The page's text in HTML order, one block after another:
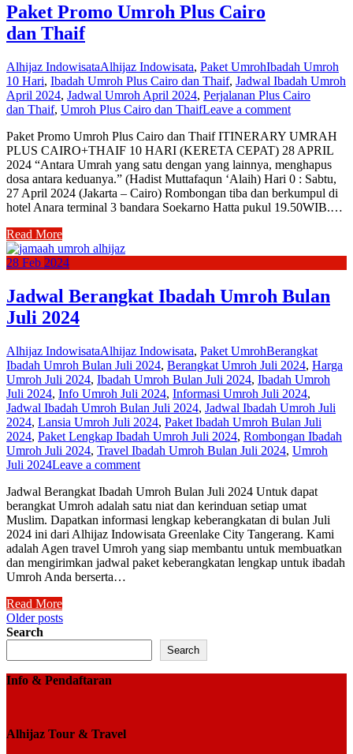
Paket Promo Umroh Plus Cairo
dan Thaif
Alhijaz IndowisataAlhijaz Indowisata, Paket UmrohIbadah Umroh
10 Hari, Ibadah Umroh Plus Cairo dan Thaif, Jadwal Ibadah Umroh
April 2024, Jadwal Umroh April 2024, Perjalanan Plus Cairo
dan Thaif, Umroh Plus Cairo dan ThaifLeave a comment
Paket Promo Umroh Plus Cairo dan Thaif ITINERARY UMRAH
PLUS CAIRO+THAIF 10 HARI (KERETA CEPAT) 28 APRIL
2024 “Antara Umrah yang satu dengan yang lainnya, menghapus
dosa antara keduanya.” (Hadist Muttafaqun ‘Alaih) Hari 0 : Sabtu,
27 April 2024 (Jakarta – Cairo) Rombongan tiba dan berkumpul di
hotel Anara terminal 3 bandara Soekarno Hatta pukul 19.50WIB.…
Read More
28 Feb 2024
Jadwal Berangkat Ibadah Umroh Bulan
Juli 2024
Alhijaz IndowisataAlhijaz Indowisata, Paket UmrohBerangkat
Ibadah Umroh Bulan Juli 2024, Berangkat Umroh Juli 2024, Harga
Umroh Juli 2024, Ibadah Umroh Bulan Juli 2024, Ibadah Umroh
Juli 2024, Info Umroh Juli 2024, Informasi Umroh Juli 2024,
Jadwal Ibadah Umroh Bulan Juli 2024, Jadwal Ibadah Umroh Juli
2024, Lansia Umroh Juli 2024, Paket Ibadah Umroh Bulan Juli
2024, Paket Lengkap Ibadah Umroh Juli 2024, Rombongan Ibadah
Umroh Juli 2024, Travel Ibadah Umroh Bulan Juli 2024, Umroh
Juli 2024Leave a comment
Jadwal Berangkat Ibadah Umroh Bulan Juli 2024 Untuk dapat
berangkat Umroh adalah satu niat dan kerinduan setiap umat
Muslim. Dapatkan informasi lengkap keberangkatan di bulan Juli
2024 ini dari Alhijaz Indowisata Greenlake City Tangerang. Kami
adalah Agen travel Umroh yang siap membantu untuk membuatkan
dan mengirimkan jadwal paket keberangkatan lengkap untuk ibadah
Umroh Anda berserta…
Read More
Posts
navigation
Older posts
Search
Search
Info & Pendaftaran
Alhijaz Tour & Travel